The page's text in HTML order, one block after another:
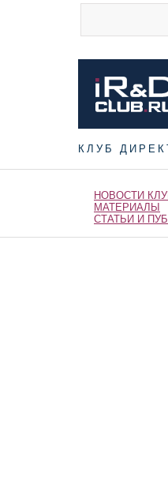
КЛУБ
НАУКЕ И
НОВОСТИ
МАТЕРИАЛЫ
СТАТЬИ И